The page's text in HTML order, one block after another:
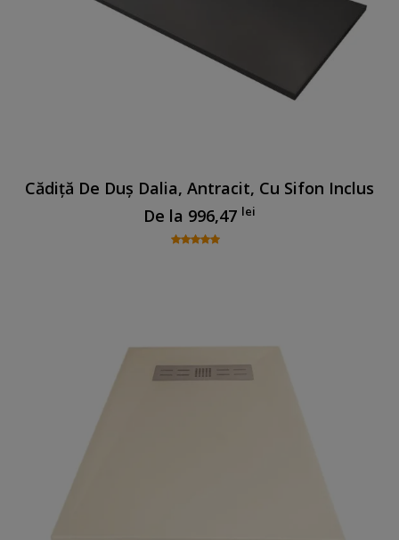
Cădiță De Duș Dalia, Antracit, Cu Sifon Inclus
De la 996,47 lei